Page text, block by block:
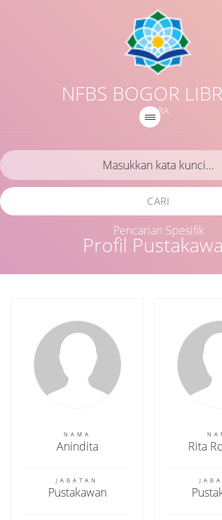
NFBS BOGOR
IQRA
Profil
CARI
Pencarian Spesifik
NAMA
Anindita
JABATAN
Pustakawan
Rita